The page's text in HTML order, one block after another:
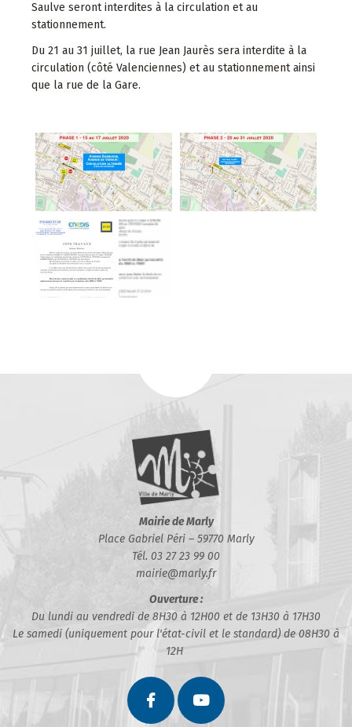
Saulve seront interdites à la circulation et au
stationnement.
Du 21 au 31 juillet, la rue Jean Jaurès sera interdite à la
circulation (côté Valenciennes) et au stationnement ainsi
que la rue de la Gare.
Mairie de Marly
Place Gabriel Péri – 59770 Marly
Tél. 03 27 23 99 00
mairie@marly.fr
Ouverture :
Du lundi au vendredi de 8H30 à 12H00 et de 13H30 à 17H30
Le samedi (uniquement pour l'état-civil et le standard) de 08H30 à
12H